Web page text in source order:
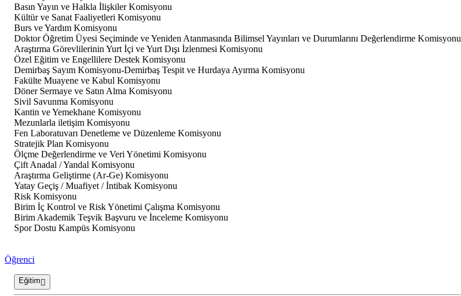
Basın Yayın ve Halkla İlişkiler Komisyonu
Kültür ve Sanat Faaliyetleri Komisyonu
Burs ve Yardım Komisyonu
Doktor Öğretim Üyesi Seçiminde ve Yeniden Atanmasında Bilimsel Yayınları ve Durumlarını Değerlendirme Komisyonu
Araştırma Görevlilerinin Yurt İçi ve Yurt Dışı İzlenmesi Komisyonu
Özel Eğitim ve Engellilere Destek Komisyonu
Demirbaş Sayım Komisyonu-Demirbaş Tespit ve Hurdaya Ayırma Komisyonu
Fakülte Muayene ve Kabul Komisyonu
Döner Sermaye ve Satın Alma Komisyonu
Sivil Savunma Komisyonu
Kantin ve Yemekhane Komisyonu
Mezunlarla iletişim Komisyonu
Fen Laboratuvarı Denetleme ve Düzenleme Komisyonu
Stratejik Plan Komisyonu
Ölçme Değerlendirme ve Veri Yönetimi Komisyonu
Çift Anadal / Yandal Komisyonu
Araştırma Geliştirme (Ar-Ge) Komisyonu
Yatay Geçiş / Muafiyet / İntibak Komisyonu
Risk Komisyonu
Birim İç Kontrol ve Risk Yönetimi Çalışma Komisyonu
Birim Akademik Teşvik Başvuru ve İnceleme Komisyonu
Spor Dostu Kampüs Komisyonu
Öğrenci
Eğitim